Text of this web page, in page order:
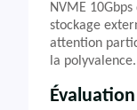
NVME
stockage
attention
la polyvalence.